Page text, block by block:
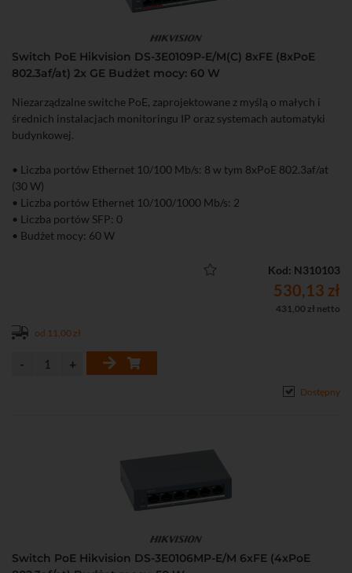
Switch PoE Hikvision DS-3E0109P-E/M(C) 8xFE (8xPoE
802.3af/at) 2x GE Budżet mocy: 60 W
Niezarządzalne switche PoE, zaprojektowane z myślą o małych i
średnich instalacjach monitoringu IP oraz systemach automatyki
budynkowej.
• Liczba portów Ethernet 10/100 Mb/s: 8 w tym 8xPoE 802.3af/at
(30 W)
• Liczba portów Ethernet 10/100/1000 Mb/s: 2
• Liczba portów SFP: 0
• Budżet mocy: 60 W
Kod: N310103
530,13 zł
431,00 zł netto
od 11,00 zł
Dostępny
Switch PoE Hikvision DS-3E0106MP-E/M 6xFE (4xPoE